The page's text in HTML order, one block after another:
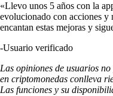
«Llevo unos 5 años con la
evolucionado con acciones
encantan estas mejoras y
-Usuario verificado
Las opiniones de usuarios
en criptomonedas conlleva
Las funciones y su